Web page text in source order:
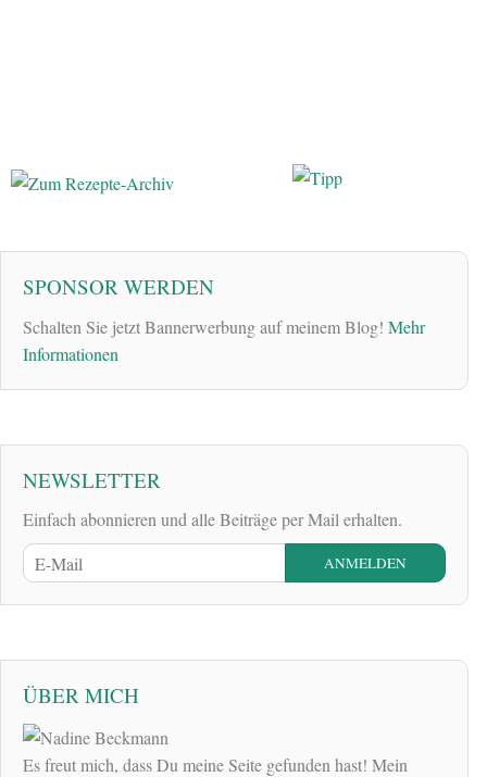
SPONSOR WERDEN
Schalten Sie jetzt Bannerwerbung auf meinem Blog! Mehr
Informationen
NEWSLETTER
Einfach abonnieren und alle Beiträge per Mail erhalten.
ÜBER MICH
Es freut mich, dass Du meine Seite gefunden hast! Mein